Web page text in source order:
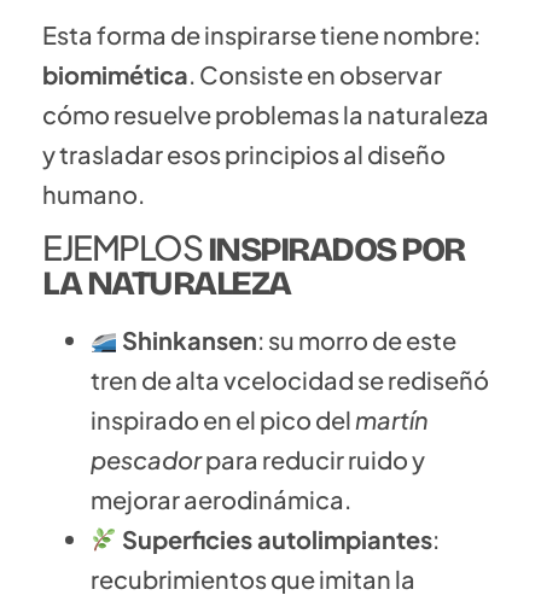
Esta forma de inspirarse tiene nombre:
biomimética. Consiste en observar
cómo resuelve problemas la naturaleza
y trasladar esos principios al diseño
humano.
EJEMPLOSINSPIRADOS POR
LA NATURALEZA
Shinkansen: su morro de este
tren de alta vcelocidad se rediseñó
inspirado en el pico del martín
pescadorpara reducir ruido y
mejorar aerodinámica.
Superficies autolimpiantes:
recubrimientos que imitan la